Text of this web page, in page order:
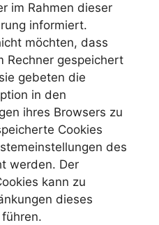
im Rahmen dieser
informiert.
möchten, dass
Rechner gespeichert
gebeten die
in den
ihres Browsers zu
Cookies
des
werden. Der
kann zu
dieses